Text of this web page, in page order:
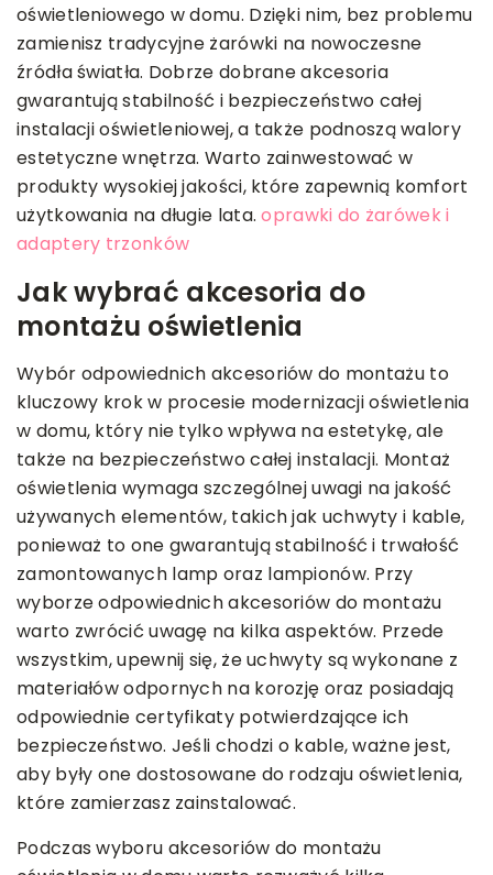
oświetleniowego w domu. Dzięki nim, bez problemu
zamienisz tradycyjne żarówki na nowoczesne
źródła światła. Dobrze dobrane akcesoria
gwarantują stabilność i bezpieczeństwo całej
instalacji oświetleniowej, a także podnoszą walory
estetyczne wnętrza. Warto zainwestować w
produkty wysokiej jakości, które zapewnią komfort
użytkowania na długie lata.oprawki do żarówek i
adaptery trzonków
Jak wybrać akcesoria do
montażu oświetlenia
Wybór odpowiednich akcesoriów do montażu to
kluczowy krok w procesie modernizacji oświetlenia
w domu, który nie tylko wpływa na estetykę, ale
także na bezpieczeństwo całej instalacji. Montaż
oświetlenia wymaga szczególnej uwagi na jakość
używanych elementów, takich jak uchwyty i kable,
ponieważ to one gwarantują stabilność i trwałość
zamontowanych lamp oraz lampionów. Przy
wyborze odpowiednich akcesoriów do montażu
warto zwrócić uwagę na kilka aspektów. Przede
wszystkim, upewnij się, że uchwyty są wykonane z
materiałów odpornych na korozję oraz posiadają
odpowiednie certyfikaty potwierdzające ich
bezpieczeństwo. Jeśli chodzi o kable, ważne jest,
aby były one dostosowane do rodzaju oświetlenia,
które zamierzasz zainstalować.
Podczas wyboru akcesoriów do montażu